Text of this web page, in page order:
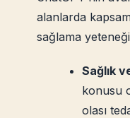
alanlarda
sağlama
Sağlık
konusu
olası